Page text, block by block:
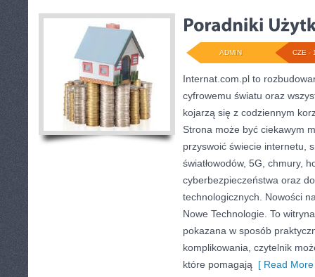
CZE -
ADMIN
Internat.com.pl to
cyfrowemu światu oraz
kojarzą się z codziennym
Strona może być ciekawym
przyswoić świecie internetu,
światłowodów, 5G, chmury,
cyberbezpieczeństwa oraz
technologicznych. Nowości
Nowe Technologie. To
pokazana w sposób
komplikowania, czytelnik
które pomagają [ Read